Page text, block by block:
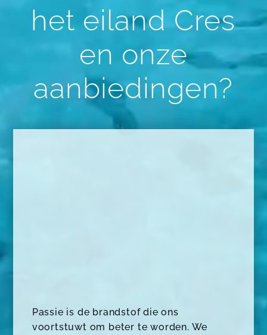
het eiland Cres
en onze
aanbiedingen?
Passie is de brandstof die ons
voortstuwt om beter te worden. We